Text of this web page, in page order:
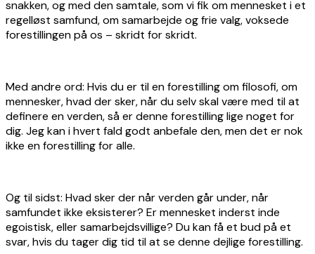
snakken, og med den samtale, som vi fik om mennesket i et
regelløst samfund, om samarbejde og frie valg, voksede
forestillingen på os – skridt for skridt.
Med andre ord: Hvis du er til en forestilling om filosofi, om
mennesker, hvad der sker, når du selv skal være med til at
definere en verden, så er denne forestilling lige noget for
dig. Jeg kan i hvert fald godt anbefale den, men det er nok
ikke en forestilling for alle.
Og til sidst: Hvad sker der når verden går under, når
samfundet ikke eksisterer? Er mennesket inderst inde
egoistisk, eller samarbejdsvillige? Du kan få et bud på et
svar, hvis du tager dig tid til at se denne dejlige forestilling.